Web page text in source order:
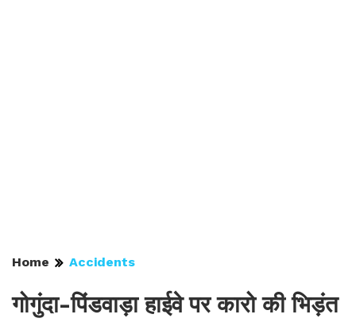
Home Accidents
गोगुंदा-पिंडवाड़ा हाईवे पर कारो की भिड़ंत